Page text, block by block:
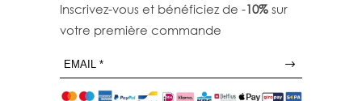
Inscrivez-vous et bénéficiez de -10% sur
votre première commande